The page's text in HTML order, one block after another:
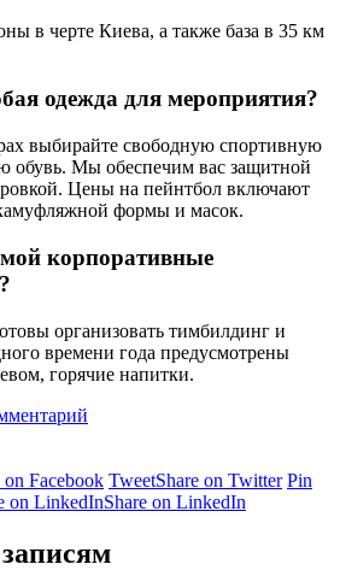
в черте Киева, а также база в 35 км
одежда для мероприятия?
выбирайте свободную спортивную
обувь. Мы обеспечим вас защитной
Цены на пейнтбол включают
формы и масок.
корпоративные
организовать тимбилдинг и
времени года предусмотрены
горячие напитки.
on Facebook TweetShare on Twitter Pin
on LinkedInShare on LinkedIn